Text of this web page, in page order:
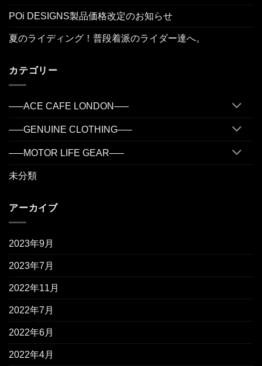
POi DESIGNS製品価格改定のお知らせ
夏のライディング！普段着派のライダー達へ。
カテゴリー
—–ACE CAFE LONDON—–
—–GENUINE CLOTHING—–
—–MOTOR LIFE GEAR—–
未分類
アーカイブ
2023年9月
2023年7月
2022年11月
2022年7月
2022年6月
2022年4月